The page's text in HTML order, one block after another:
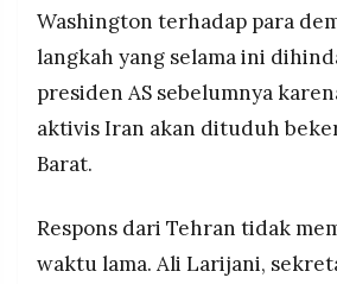
Washington terhadap para
langkah yang selama ini
presiden AS sebelumnya
aktivis Iran akan dituduh
Barat.
Respons dari Tehran tidak
waktu lama. Ali Larijani,